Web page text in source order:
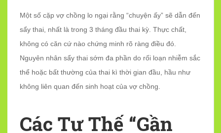
Một số cặp vợ chồng lo ngại rằng “chuyện ấy” sẽ dẫn đến
sẩy thai, nhất là trong 3 tháng đầu thai kỳ. Thực chất,
không có căn cứ nào chứng minh rõ ràng điều đó.
Nguyên nhân sẩy thai sớm đa phần do rối loạn nhiễm sắc
thể hoặc bất thường của thai kì thời gian đầu, hầu như
không liên quan đến sinh hoạt của vợ chồng.
Các Tư Thế “gần